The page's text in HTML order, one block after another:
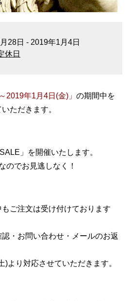
28日 - 2019年1月4日
休日
2019年1月4日(金)」 の期間中を
ただきます。
」を開催いたします。
のでお見逃しなく！
ご注文は受け付けております
・お問い合わせ・メールのお返
)より対応させていただきます。